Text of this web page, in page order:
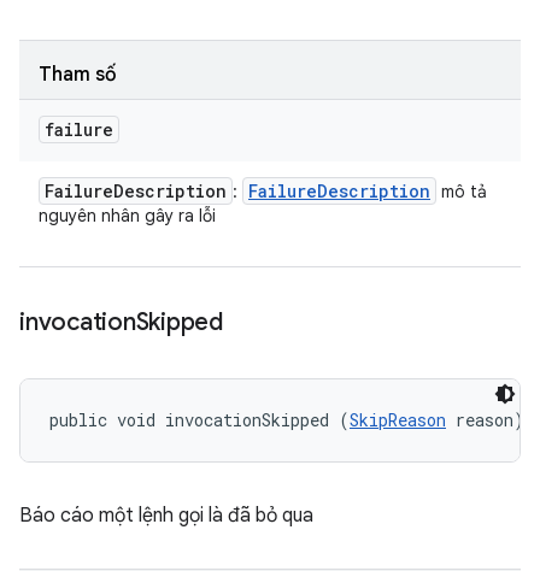
Tham số
failure
FailureDescription : FailureDescription mô tả
nguyên nhân gây ra lỗi
invocationSkipped
public void invocationSkipped (SkipReason reason)
Báo cáo một lệnh gọi là đã bỏ qua